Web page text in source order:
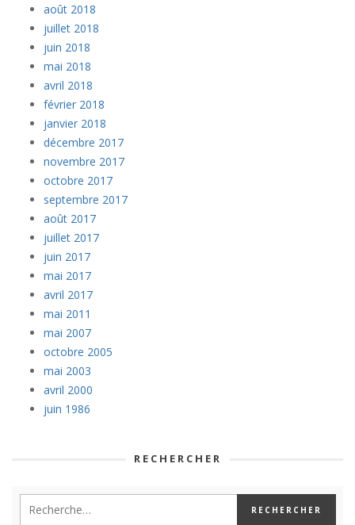
août 2018
juillet 2018
juin 2018
mai 2018
avril 2018
février 2018
janvier 2018
décembre 2017
novembre 2017
octobre 2017
septembre 2017
août 2017
juillet 2017
juin 2017
mai 2017
avril 2017
mai 2011
mai 2007
octobre 2005
mai 2003
avril 2000
juin 1986
RECHERCHER